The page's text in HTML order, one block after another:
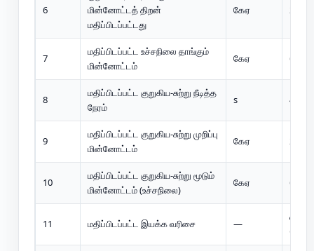
6
மின்னோட்டத் திறன்
மதிப்பிடப்பட்டது
கேஏ 25 /
7
மதிப்பிடப்பட்ட உச்சநிலை தாங்கும்
மின்னோட்டம்
கேஏ 63 /
8
மதிப்பிடப்பட்ட குறுகிய-சுற்று நீடித்த
நேரம்
s 4
9
மதிப்பிடப்பட்ட குறுகிய-சுற்று முறிப்பு
மின்னோட்டம்
கேஏ 25 /
10
மதிப்பிடப்பட்ட குறுகிய-சுற்று மூடும்
மின்னோட்டம் (உச்சநிலை)
கேஏ 63 /
11 மதிப்பிடப்பட்ட இயக்க வரிசை —
ஓ –
CO